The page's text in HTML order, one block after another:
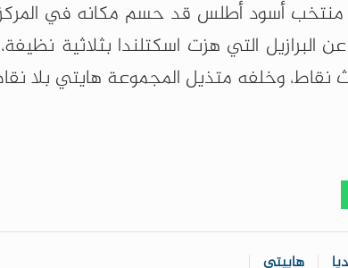
البرازيل التي هزت اسكتلندا بثلاثية
نقاط، وخلفه متذيل المجموعة هايتي بلا